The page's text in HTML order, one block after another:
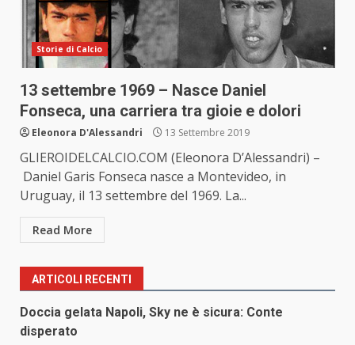
Storie di Calcio
13 settembre 1969 – Nasce Daniel
Fonseca, una carriera tra gioie e dolori
Eleonora D'Alessandri 13 Settembre 2019
GLIEROIDELCALCIO.COM (Eleonora D’Alessandri) –
Daniel Garis Fonseca nasce a Montevideo, in
Uruguay, il 13 settembre del 1969. La...
Read More
ARTICOLI RECENTI
Doccia gelata Napoli, Sky ne è sicura: Conte
disperato